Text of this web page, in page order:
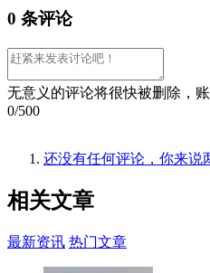
0 条评论
无意义的评论将很快被删除，
0/500
还没有任何评论，你来说
相关文章
最新资讯 热门文章